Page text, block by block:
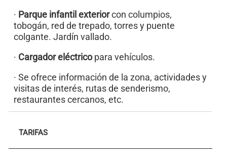
· Parque infantil exteriorcon columpios,
tobogán, red de trepado, torres y puente
colgante. Jardín vallado.
· Cargador eléctricopara vehículos.
· Se ofrece información de la zona, actividades y
visitas de interés, rutas de senderismo,
restaurantes cercanos, etc.
TARIFAS